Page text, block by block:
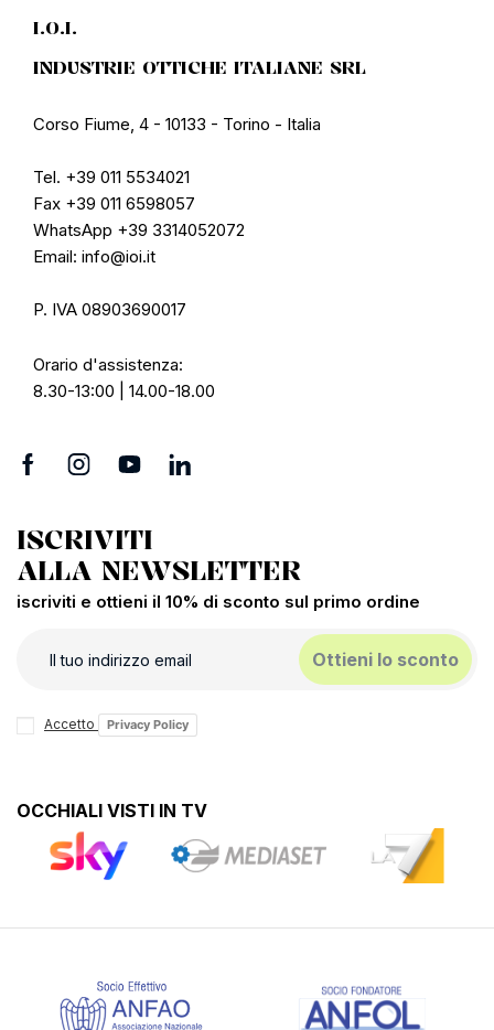
I.O.I.
INDUSTRIE OTTICHE ITALIANE SRL
Corso Fiume, 4 - 10133 - Torino - Italia
Tel. +39 011 5534021
Fax +39 011 6598057
WhatsApp +39 3314052072
Email: info@ioi.it
P. IVA 08903690017
Orario d'assistenza:
8.30-13:00 | 14.00-18.00
ISCRIVITI
ALLA NEWSLETTER
iscriviti e ottieni il 10% di sconto sul primo ordine
Ottieni lo sconto
Accetto Privacy Policy
OCCHIALI VISTI IN TV